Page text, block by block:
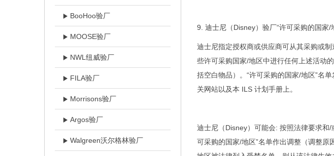
BooHoo验厂
MOOSE验厂
NWL纽威验厂
FILA验厂
Morrisons验厂
Argos验厂
Walgreen沃尔格林验厂
9. 迪士尼 （Disney） 验厂“许可采购的国家/
迪士尼指定授权商或供应商可从其采购或
些许可采购国家/地区中进行任何上述活动
括空白物品）。“许可采购的国家/地区”名
关网站以及本 ILS 计划手册上。
迪士尼 （Disney） 可能会: 按照法律要求和
可采购的国家/地区”名单作出调整（调整